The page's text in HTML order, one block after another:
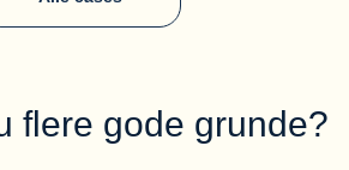
flere gode grunde?